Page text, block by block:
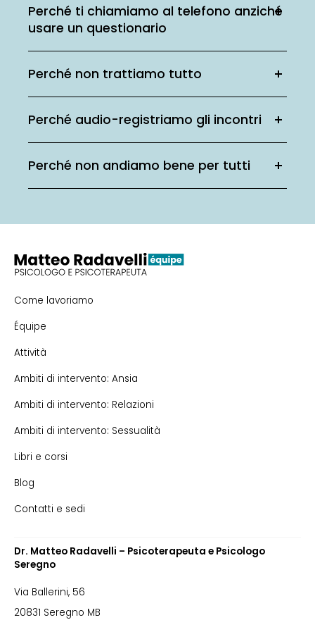
Perché ti chiamiamo al telefono anziché
usare un questionario
Perché non trattiamo tutto
Perché audio-registriamo gli incontri
Perché non andiamo bene per tutti
Come lavoriamo
Équipe
Attività
Ambiti di intervento: Ansia
Ambiti di intervento: Relazioni
Ambiti di intervento: Sessualità
Libri e corsi
Blog
Contatti e sedi
Dr. Matteo Radavelli – Psicoterapeuta e Psicologo
Seregno
Via Ballerini, 56
20831 Seregno MB